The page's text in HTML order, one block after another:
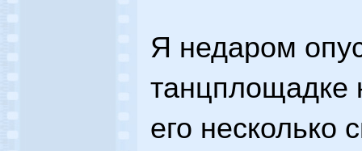
Я недаром
танцплощадке
его несколько